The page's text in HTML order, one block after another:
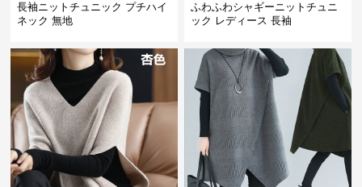
長袖ニットチュニック プチハイ
ネック 無地
ふわふわシャギーニットチュニ
ック レディース 長袖